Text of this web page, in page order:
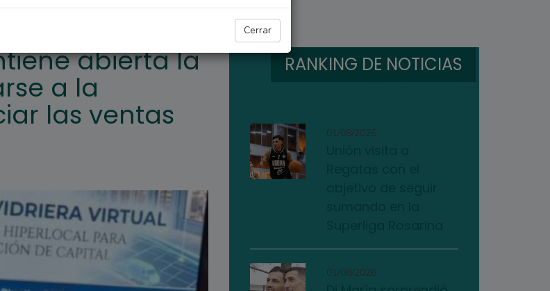
Cerrar
abierta la
a la
las ventas
RANKING DE NOTICIAS
01/08/2026
01/08/2026